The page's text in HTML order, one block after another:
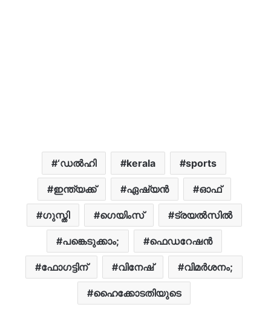
‘ഡൽഹി kerala sports
ഇന്ത്യക്ക് ഏഷ്യന്‍ ഓഫ്
ഗുസ്തി ഗെയിംസ് ട്രയൽസിൽ
പങ്കെടുക്കാം; ഫെഡറേഷൻ
ഫോഗട്ടിന് വിനേഷ് വിമർശനം;
ഹൈക്കോടതിയുടെ